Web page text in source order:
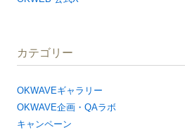
カテゴリー
OKWAVEギャラリー
OKWAVE企画・QAラボ
キャンペーン